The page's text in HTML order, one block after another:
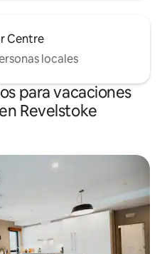
Centre
locales
para vacaciones
Revelstoke